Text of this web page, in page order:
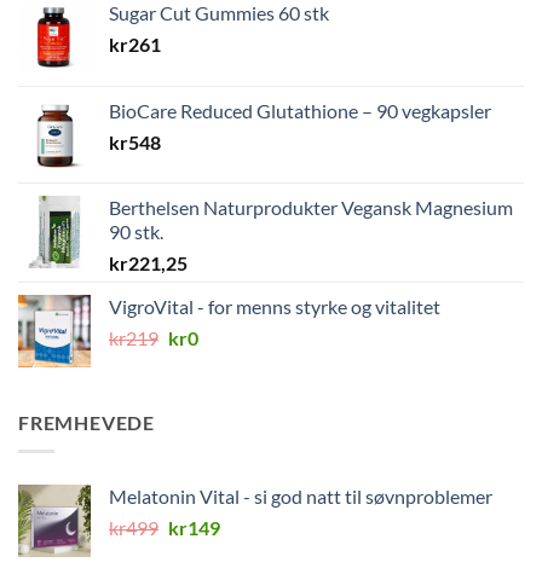
Sugar Cut Gummies 60 stk
kr261
BioCare Reduced Glutathione – 90 vegkapsler
kr548
Berthelsen Naturprodukter Vegansk Magnesium
90 stk.
kr221,25
VigroVital - for menns styrke og vitalitet
kr219 Opprinnelig
kr0Nåværende
FREMHEVEDE
Melatonin Vital - si god natt til søvnproblemer
kr499 Opprinnelig
kr149Nåværende